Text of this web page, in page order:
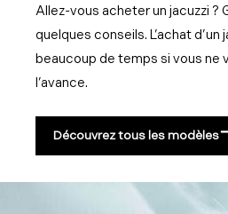
Allez-vous acheter un jacuzzi ?
quelques conseils. L’achat
beaucoup de temps si vous ne
l’avance.
Découvrez tous les modèles